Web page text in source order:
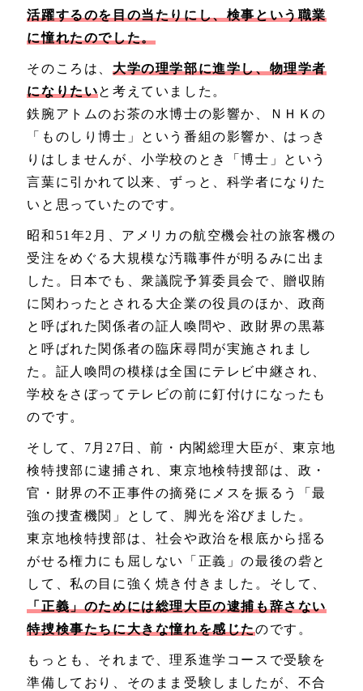
活躍するのを目の当たりにし、検事という職業
に憧れたのでした。
そのころは、大学の理学部に進学し、物理学者
になりたいと考えていました。
鉄腕アトムのお茶の水博士の影響か、ＮＨＫの
「ものしり博士」という番組の影響か、はっき
りはしませんが、小学校のとき「博士」という
言葉に引かれて以来、ずっと、科学者になりた
いと思っていたのです。
昭和51年2月、アメリカの航空機会社の旅客機の
受注をめぐる大規模な汚職事件が明るみに出ま
した。日本でも、衆議院予算委員会で、贈収賄
に関わったとされる大企業の役員のほか、政商
と呼ばれた関係者の証人喚問や、政財界の黒幕
と呼ばれた関係者の臨床尋問が実施されまし
た。証人喚問の模様は全国にテレビ中継され、
学校をさぼってテレビの前に釘付けになったも
のです。
そして、7月27日、前・内閣総理大臣が、東京地
検特捜部に逮捕され、東京地検特捜部は、政・
官・財界の不正事件の摘発にメスを振るう「最
強の捜査機関」として、脚光を浴びました。
東京地検特捜部は、社会や政治を根底から揺る
がせる権力にも屈しない「正義」の最後の砦と
して、私の目に強く焼き付きました。そして、
「正義」のためには総理大臣の逮捕も辞さない
特捜検事たちに大きな憧れを感じたのです。
もっとも、それまで、理系進学コースで受験を
準備しており、そのまま受験しましたが、不合